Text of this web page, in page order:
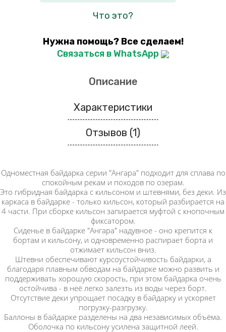
Что это?
Нужна помощь? Все сделаем!
Связаться в WhatsApp
Описание
Характеристики
Отзывов (1)
Одноместная байдарка серии "Ангара" подходит для сплава по
спокойным рекам и походов по озерам.
Это гибридная байдарка с кильсоном и штевнями, без деки. Из
каркаса в байдарке - только кильсон, который разбирается на
4 части. При сборке кильсон запирается муфтой с кнопочным
фиксатором.
Сиденье в байдарке "Ангара" надувное - оно крепится к
бортам и кильсону, и одновременно распирает борта и
отжимает кильсон вниз.
Штевни обеспечивают курсоустойчивость байдарки, а
благодаря плавным обводам на байдарке можно развить и
поддерживать хорошую скорость, при этом байдарка очень
остойчива - в неё легко залезть из воды через борт.
Отсутствие деки упрощает посадку в байдарку и ускоряет
погрузку-разгрузку.
Баллоны в байдарке разделены на два независимых объёма.
Оболочка по кильсону усилена защитной леей.